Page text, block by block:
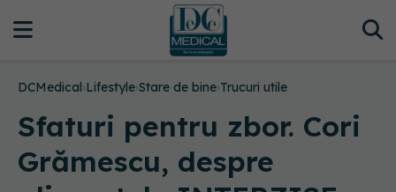
DCMedical›Lifestyle›Stare de bine›Trucuri utile
Sfaturi pentru zbor. Cori
Grămescu, despre